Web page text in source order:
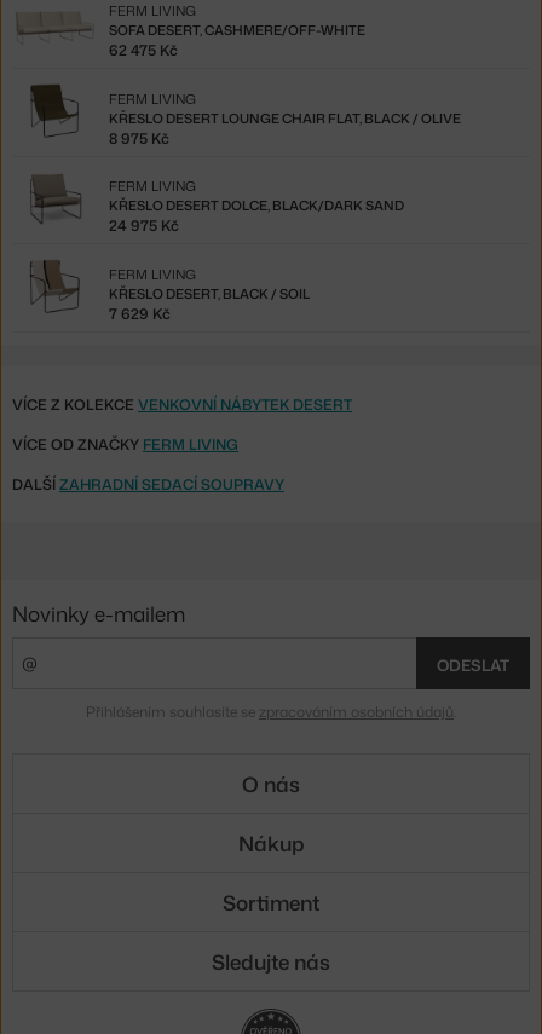
SOFA DESERT, CASHMERE/OFF-WHITE
FERM LIVING
62 475 Kč
KŘESLO DESERT LOUNGE CHAIR FLAT, BLACK / OLIVE
FERM LIVING
8 975 Kč
KŘESLO DESERT DOLCE, BLACK/DARK SAND
FERM LIVING
24 975 Kč
KŘESLO DESERT, BLACK / SOIL
FERM LIVING
7 629 Kč
VÍCE Z KOLEKCE VENKOVNÍ NÁBYTEK DESERT
VÍCE OD ZNAČKY FERM LIVING
DALŠÍZAHRADNÍ SEDACÍ SOUPRAVY
Novinky e-mailem
ODESLAT
Přihlášením souhlasíte se zpracováním osobních údajů
O nás
Nákup
Sortiment
Sledujte nás